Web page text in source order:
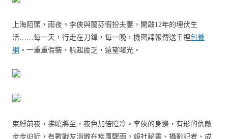
上海陌頭，雨夜。 李俠與蘭芬假扮夫妻， 開啟12年的埋伏生
活……每一天，行走在刀鋒， 每一晚，機密諜報傳送千裡包養
網 。 一重重假裝，躲起疲乏，遠望曙光。
束縛前夜，拂曉將至，夜色加倍陰冷。 李俠的身邊，有形的仇敵
步步迫近， 有數戰友消散在疾風驟雨。 報社秘書、攝影記者、成